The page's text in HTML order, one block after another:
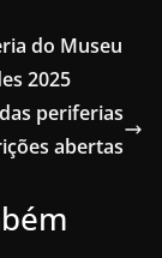
do Museu
2025
periferias
abertas